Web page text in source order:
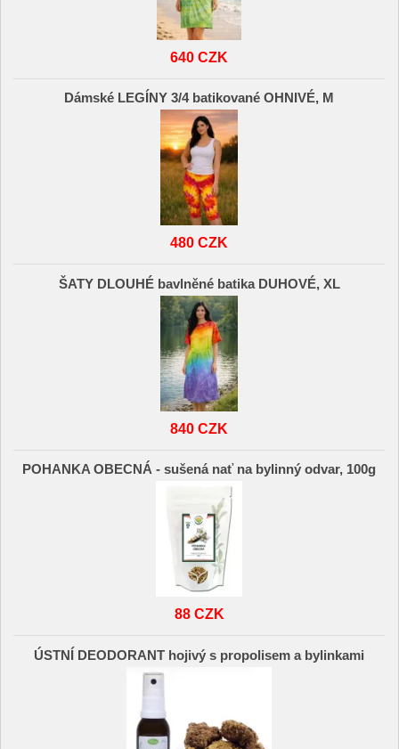
640 CZK
Dámské LEGÍNY 3/4 batikované OHNIVÉ, M
480 CZK
ŠATY DLOUHÉ bavlněné batika DUHOVÉ, XL
840 CZK
POHANKA OBECNÁ - sušená nať na bylinný odvar, 100g
88 CZK
ÚSTNÍ DEODORANT hojivý s propolisem a bylinkami